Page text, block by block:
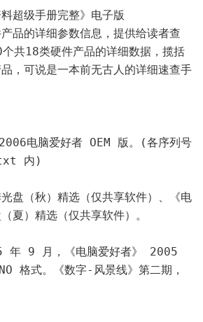
超级手册完整》电子版
品的详细参数信息，提供给读者查
共18类硬件产品的详细数据，揽括
，可说是一本前无古人的详细速查手
电脑爱好者 OEM 版。(各序列号
内)
光盘（秋）精选（仅共享软件）、《电
夏）精选（仅共享软件）。
年 9 月，《电脑爱好者》 2005
格式。《数字-风景线》第二期，